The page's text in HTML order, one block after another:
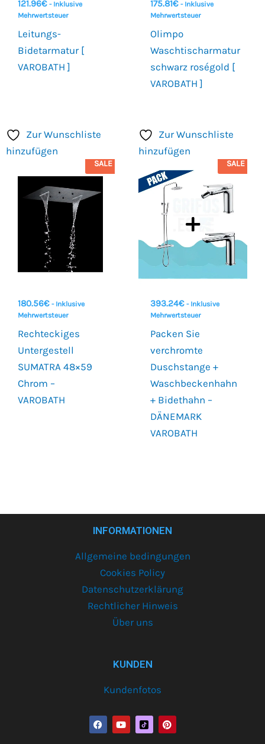
121.96€ - Inklusive
Mehrwertsteuer
Leitungs-
Bidetarmatur [
VAROBATH ]
175.81€ - Inklusive
Mehrwertsteuer
Olimpo
Waschtischarmatur
schwarz roségold [
VAROBATH ]
Zur Wunschliste
hinzufügen
SALE
180.56€ - Inklusive
Mehrwertsteuer
Rechteckiges
Untergestell
SUMATRA 48×59
Chrom –
VAROBATH
Zur Wunschliste
hinzufügen
SALE
393.24€ - Inklusive
Mehrwertsteuer
Packen Sie
verchromte
Duschstange +
Waschbeckenhahn
+ Bidethahn –
DÄNEMARK
VAROBATH
INFORMATIONEN
Allgemeine bedingungen
Cookies Policy
Datenschutzerklärung
Rechtlicher Hinweis
Über uns
KUNDEN
Kundenfotos
F
a
c
Y
o
u
P
i
n